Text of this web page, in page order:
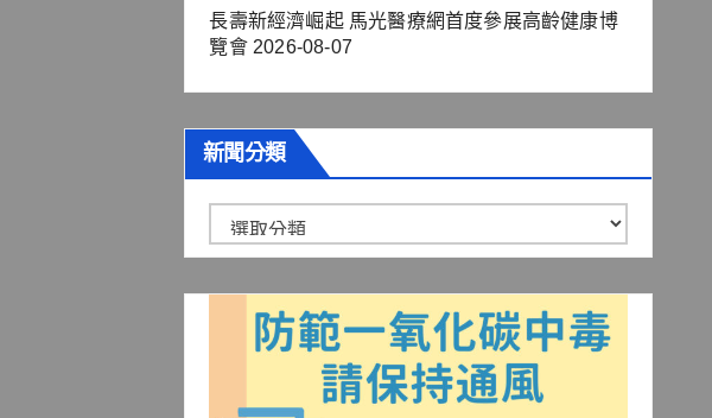
長壽新經濟崛起 馬光醫療網首度參展高齡健康博
覽會 2026-08-07
新聞分類
聞
分